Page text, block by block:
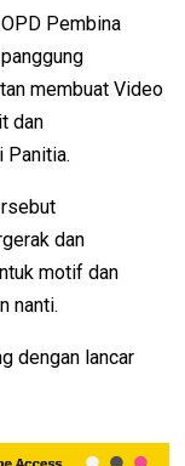
Pembina
membuat Video
dan
Panitia.
dan
motif dan
nanti.
dengan lancar